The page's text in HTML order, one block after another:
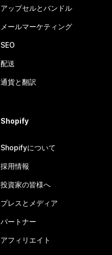
アップセルとバンドル
メールマーケティング
SEO
配送
通貨と翻訳
Shopify
Shopifyについて
採用情報
投資家の皆様へ
プレスとメディア
パートナー
アフィリエイト